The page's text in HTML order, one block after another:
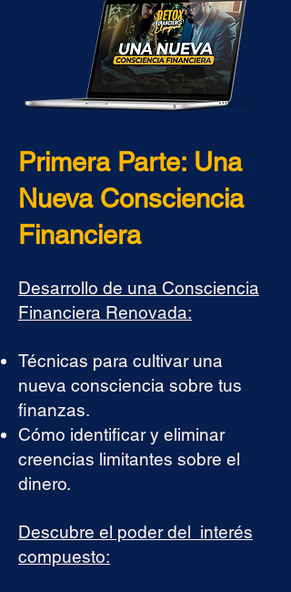
Primera Parte: Una
Nueva Consciencia
Financiera
Desarrollo de una Consciencia
Financiera Renovada:
Técnicas para cultivar una
nueva consciencia sobre tus
finanzas.
Cómo identificar y eliminar
creencias limitantes sobre el
dinero.
Descubre el poder del interés
compuesto: